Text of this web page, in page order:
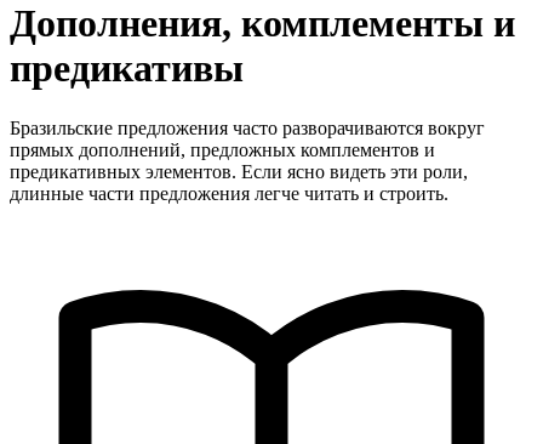
Дополнения, комплементы и
предикативы
Бразильские предложения часто разворачиваются вокруг
прямых дополнений, предложных комплементов и
предикативных элементов. Если ясно видеть эти роли,
длинные части предложения легче читать и строить.